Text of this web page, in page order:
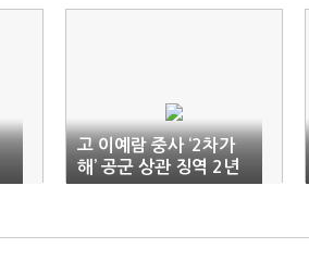
고 이예람 중사 ‘2차가
해’ 공군 상관 징역 2년
확정